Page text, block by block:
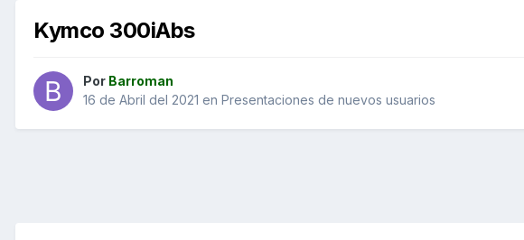
Kymco 300iAbs
Por Barroman
16 de Abril del 2021 en Presentaciones de nuevos usuarios